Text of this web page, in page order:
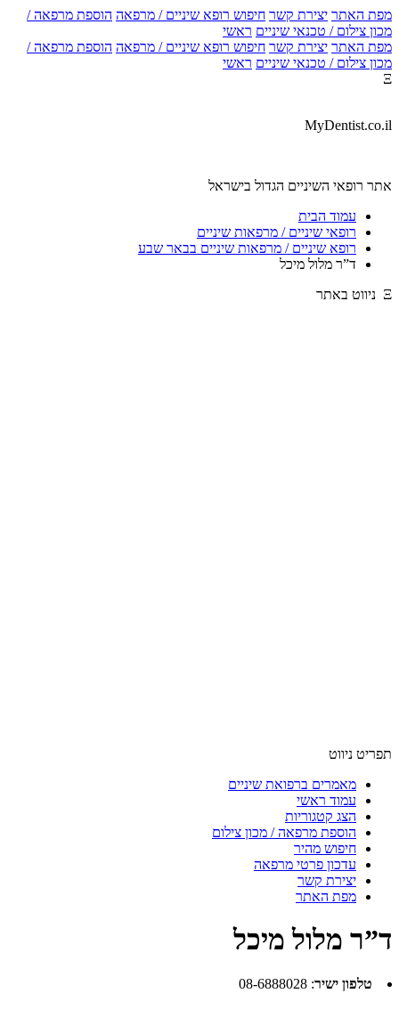
מפת האתר יצירת קשר חיפוש רופא שיניים / מרפאה הוספת מרפאה /
מכון צילום / טכנאי שיניים ראשי
מפת האתר יצירת קשר חיפוש רופא שיניים / מרפאה הוספת מרפאה /
מכון צילום / טכנאי שיניים ראשי
Ξ
MyDentist.co.il
אתר רופאי השיניים הגדול בישראל
עמוד הבית
רופאי שיניים / מרפאות שיניים
רופא שיניים / מרפאות שיניים בבאר שבע
ד”ר מלול מיכל
Ξ ניווט באתר
תפריט ניווט
מאמרים ברפואת שיניים
עמוד ראשי
הצג קטגוריות
הוספת מרפאה / מכון צילום
חיפוש מהיר
עדכון פרטי מרפאה
יצירת קשר
מפת האתר
ד”ר מלול מיכל
טלפון ישיר:
08-6888028